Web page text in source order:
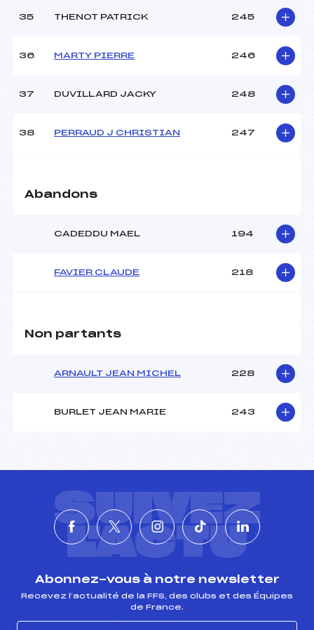
35 THENOT PATRICK 245
36 MARTY PIERRE 246
37 DUVILLARD JACKY 248
38 PERRAUD J CHRISTIAN 247
Abandons
CADEDDU MAEL 194
FAVIER CLAUDE 218
Non partants
ARNAULT JEAN MICHEL 228
BURLET JEAN MARIE 243
SUIVEZ
L'ACTU
Abonnez-vous à notre newsletter
Recevez l’actualité de la FFS, des clubs et des Équipes
de France.